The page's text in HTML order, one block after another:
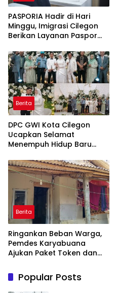
PASPORIA Hadir di Hari
Minggu, Imigrasi Cilegon
Berikan Layanan Paspor
Gratis
Berita
DPC GWI Kota Cilegon
Ucapkan Selamat
Menempuh Hidup Baru
Tuanku Ihza Kemalsya
Damanik
Berita
Ringankan Beban Warga,
Pemdes Karyabuana
Ajukan Paket Token dan
PLNPopular Posts